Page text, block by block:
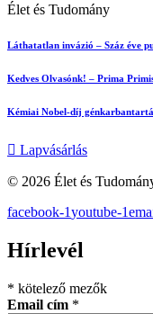
Élet és Tudomány
Láthatatlan invázió – Száz éve
Kedves Olvasónk! – Prima
Kémiai Nobel-díj
Lapvásárlás
© 2026 Élet és
facebook-1youtube-1
Hírlevél
* kötelező mezők
Email cím *